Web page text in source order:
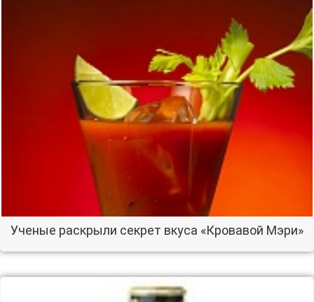
Ученые раскрыли секрет вкуса «Кровавой Мэри»